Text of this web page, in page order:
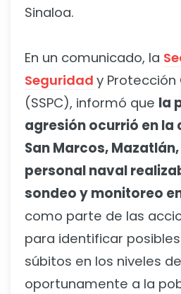
Sinaloa.
En un comunicado, la
Seguridad y Protección
(SSPC), informó que la
agresión ocurrió en la
San Marcos,
personal naval
sondeo y monitoreo
como parte de las
para identificar
súbitos en los niveles
oportunamente a la